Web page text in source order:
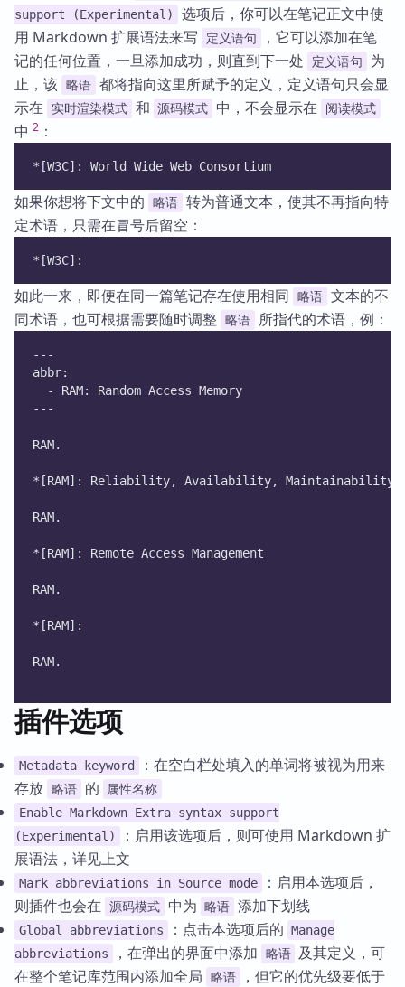
support (Experimental)
选项后，你可以在笔记正文中使
用 Markdown 扩展语法来写
定义语句
，它可以添加在笔
记的任何位置，一旦添加成功，则直到下一处
定义语句
为
止，该 略语 都将指向这里所赋予的定义，定义语句只会显
示在
实时渲染模式 和 源码模式 中，不会显示在 阅读模式
中 2 ：
*[W3C]: World Wide Web Consortium
如果你想将下文中的 略语 转为普通文本，使其不再指向特
定术语，只需在冒号后留空：
*[W3C]:
如此一来，即便在同一篇笔记存在使用相同 略语 文本的不
同术语，也可根据需要随时调整 略语 所指代的术语，例：
---
abbr:
  - RAM: Random Access Memory
---
RAM.
*[RAM]: Reliability, Availability, Maintainability
RAM.
*[RAM]: Remote Access Management
RAM.
*[RAM]:
RAM.
插件选项
Metadata keyword
：在空白栏处填入的单词将被视为用来
存放 略语 的
属性名称
Enable Markdown Extra syntax support
(Experimental)
：启用该选项后，则可使用 Markdown 扩
展语法，详见上文
Mark abbreviations in Source mode
：启用本选项后，
则插件也会在
源码模式 中为 略语 添加下划线
Global abbreviations ：点击本选项后的 Manage
abbreviations
，在弹出的界面中添加 略语 及其定义，可
在整个笔记库范围内添加全局
略语 ，但它的优先级要低于